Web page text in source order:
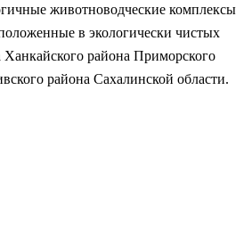
животноводческие комплексы
в экологически чистых
Ханкайского района Приморского
района Сахалинской области.